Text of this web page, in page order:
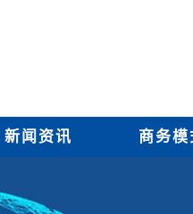
新闻资讯 商务模